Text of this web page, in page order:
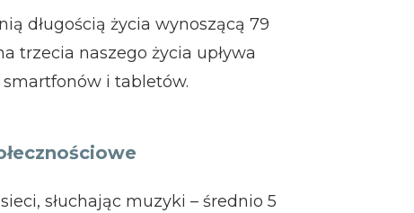
długością życia wynoszącą 79
trzecia naszego życia upływa
i tabletów.
słuchając muzyki – średnio 5